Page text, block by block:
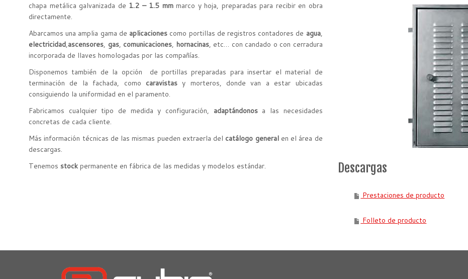
chapa metálica galvanizada de 1.2 – 1.5 mmmarco y hoja, preparadas para recibir en obra
directamente.
Abarcamos una amplia gama de aplicaciones como portillas de registros contadores de agua,
electricidad,ascensores, gas, comunicaciones, hornacinas, etc… con candado o con cerradura
incorporada de llaves homologadas por las compañías.
Disponemos también de la opción de portillas preparadas para insertar el material de
terminación de la fachada, como caravistasy morteros, donde van a estar ubicadas
consiguiendo la uniformidad en el paramento.
Fabricamos cualquier tipo de medida y configuración, adaptándonosa las necesidades
concretas de cada cliente.
Más información técnicas de las mismas pueden extraerla del catálogo generalen el área de
descargas.
Tenemos stock permanente en fábrica de las medidas y modelos estándar. Descargas
Prestaciones de producto
Folleto de producto